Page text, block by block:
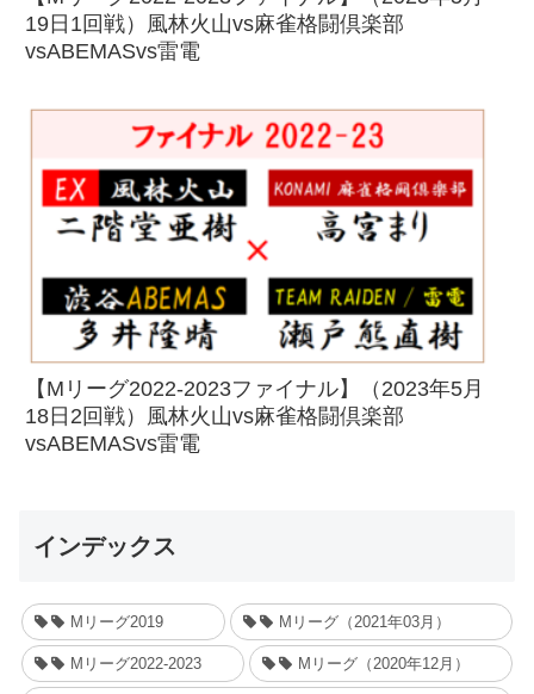
19日1回戦）風林火山vs麻雀格闘倶楽部
vsABEMASvs雷電
【Mリーグ2022-2023ファイナル】（2023年5月
18日2回戦）風林火山vs麻雀格闘倶楽部
vsABEMASvs雷電
インデックス
Mリーグ2019 Mリーグ（2021年03月）
Mリーグ2022-2023 Mリーグ（2020年12月）